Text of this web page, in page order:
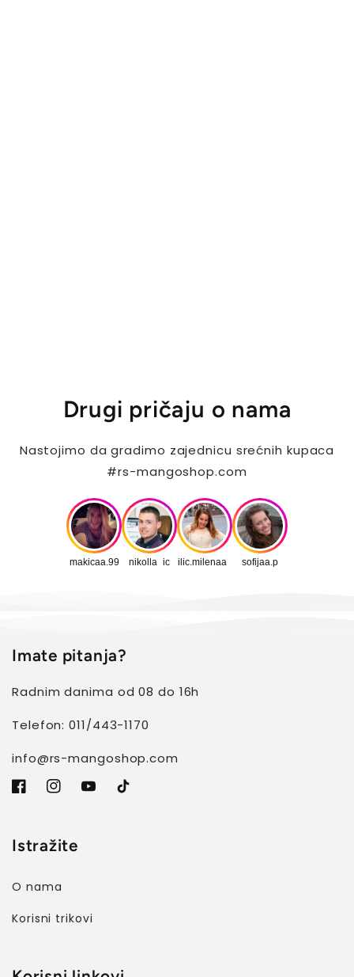
Drugi pričaju o nama
Nastojimo da gradimo zajednicu srećnih kupaca
Imate pitanja?